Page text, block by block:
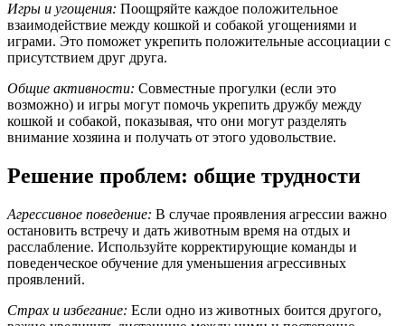
Игры и угощения: Поощряйте каждое положительное
взаимодействие между кошкой и собакой угощениями и
играми. Это поможет укрепить положительные ассоциации с
присутствием друг друга.
Общие активности: Совместные прогулки (если это
возможно) и игры могут помочь укрепить дружбу между
кошкой и собакой, показывая, что они могут разделять
внимание хозяина и получать от этого удовольствие.
Решение проблем: общие трудности
Агрессивное поведение: В случае проявления агрессии важно
остановить встречу и дать животным время на отдых и
расслабление. Используйте корректирующие команды и
поведенческое обучение для уменьшения агрессивных
проявлений.
Страх и избегание: Если одно из животных боится другого,